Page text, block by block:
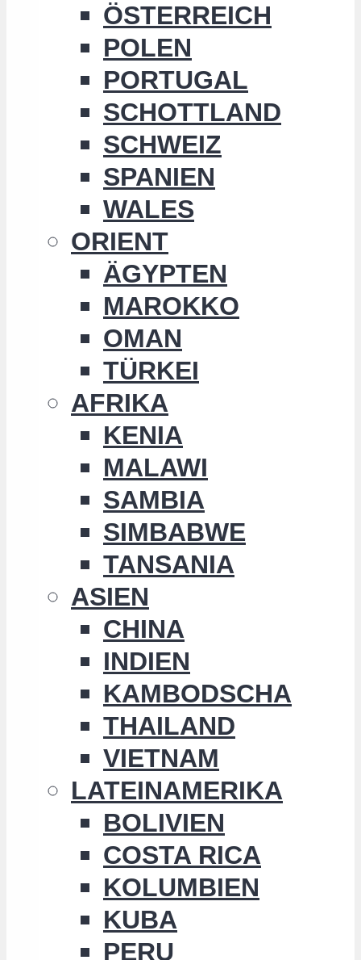
ÖSTERREICH
POLEN
PORTUGAL
SCHOTTLAND
SCHWEIZ
SPANIEN
WALES
ORIENT
ÄGYPTEN
MAROKKO
OMAN
TÜRKEI
AFRIKA
KENIA
MALAWI
SAMBIA
SIMBABWE
TANSANIA
ASIEN
CHINA
INDIEN
KAMBODSCHA
THAILAND
VIETNAM
LATEINAMERIKA
BOLIVIEN
COSTA RICA
KOLUMBIEN
KUBA
PERU